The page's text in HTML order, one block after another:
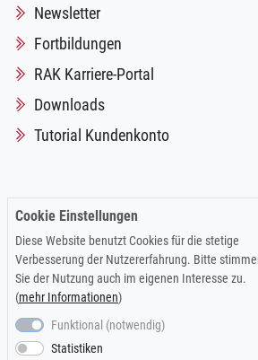
Newsletter
Fortbildungen
RAK Karriere-Portal
Downloads
Tutorial Kundenkonto
Impressum |Datenschutzerklärung
Cookie Einstellungen
Diese Website benutzt Cookies für die stetige
Verbesserung der Nutzererfahrung. Bitte
Sie der Nutzung auch im eigenen Interesse zu.
(mehr Informationen)
Funktional (notwendig)
Statistiken